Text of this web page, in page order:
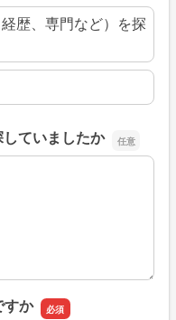
歴、専門など）を探
ていましたか
ていましたか
すか